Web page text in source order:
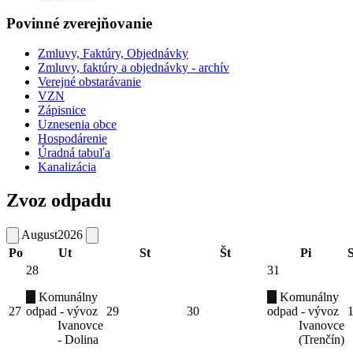
Povinné zverejňovanie
Zmluvy, Faktúry, Objednávky
Zmluvy, faktúry a objednávky - archív
Verejné obstarávanie
VZN
Zápisnice
Uznesenia obce
Hospodárenie
Úradná tabuľa
Kanalizácia
Zvoz odpadu
August2026
Po
Ut St Št Pi
27
28
Komunálny
odpad - vývoz
Ivanovce
- Dolina
29 30
31
Komunálny
odpad - vývoz
Ivanovce
(Trenčín)
1